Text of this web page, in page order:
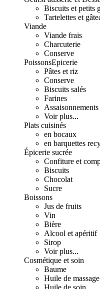
Biscuits et petits
Tartelettes et
Viande
Viande frais
Charcuterie
Conserve
PoissonsEpicerie
Pâtes et riz
Conserve
Biscuits salés
Farines
Voir plus...
Plats cuisinés
en bocaux
en barquettes
Épicerie sucrée
Confiture et
Biscuits
Chocolat
Sucre
Boissons
Jus de fruits
Vin
Bière
Alcool et apéritif
Sirop
Voir plus...
Cosmétique et soin
Baume
Huile de massage
Huile de soin